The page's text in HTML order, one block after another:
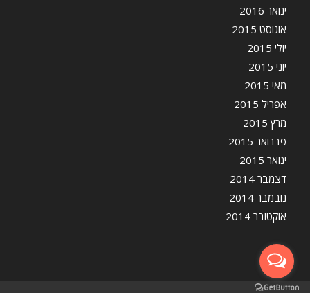
ינואר 2016
אוגוסט 2015
יולי 2015
יוני 2015
מאי 2015
אפריל 2015
מרץ 2015
פברואר 2015
ינואר 2015
דצמבר 2014
נובמבר 2014
אוקטובר 2014